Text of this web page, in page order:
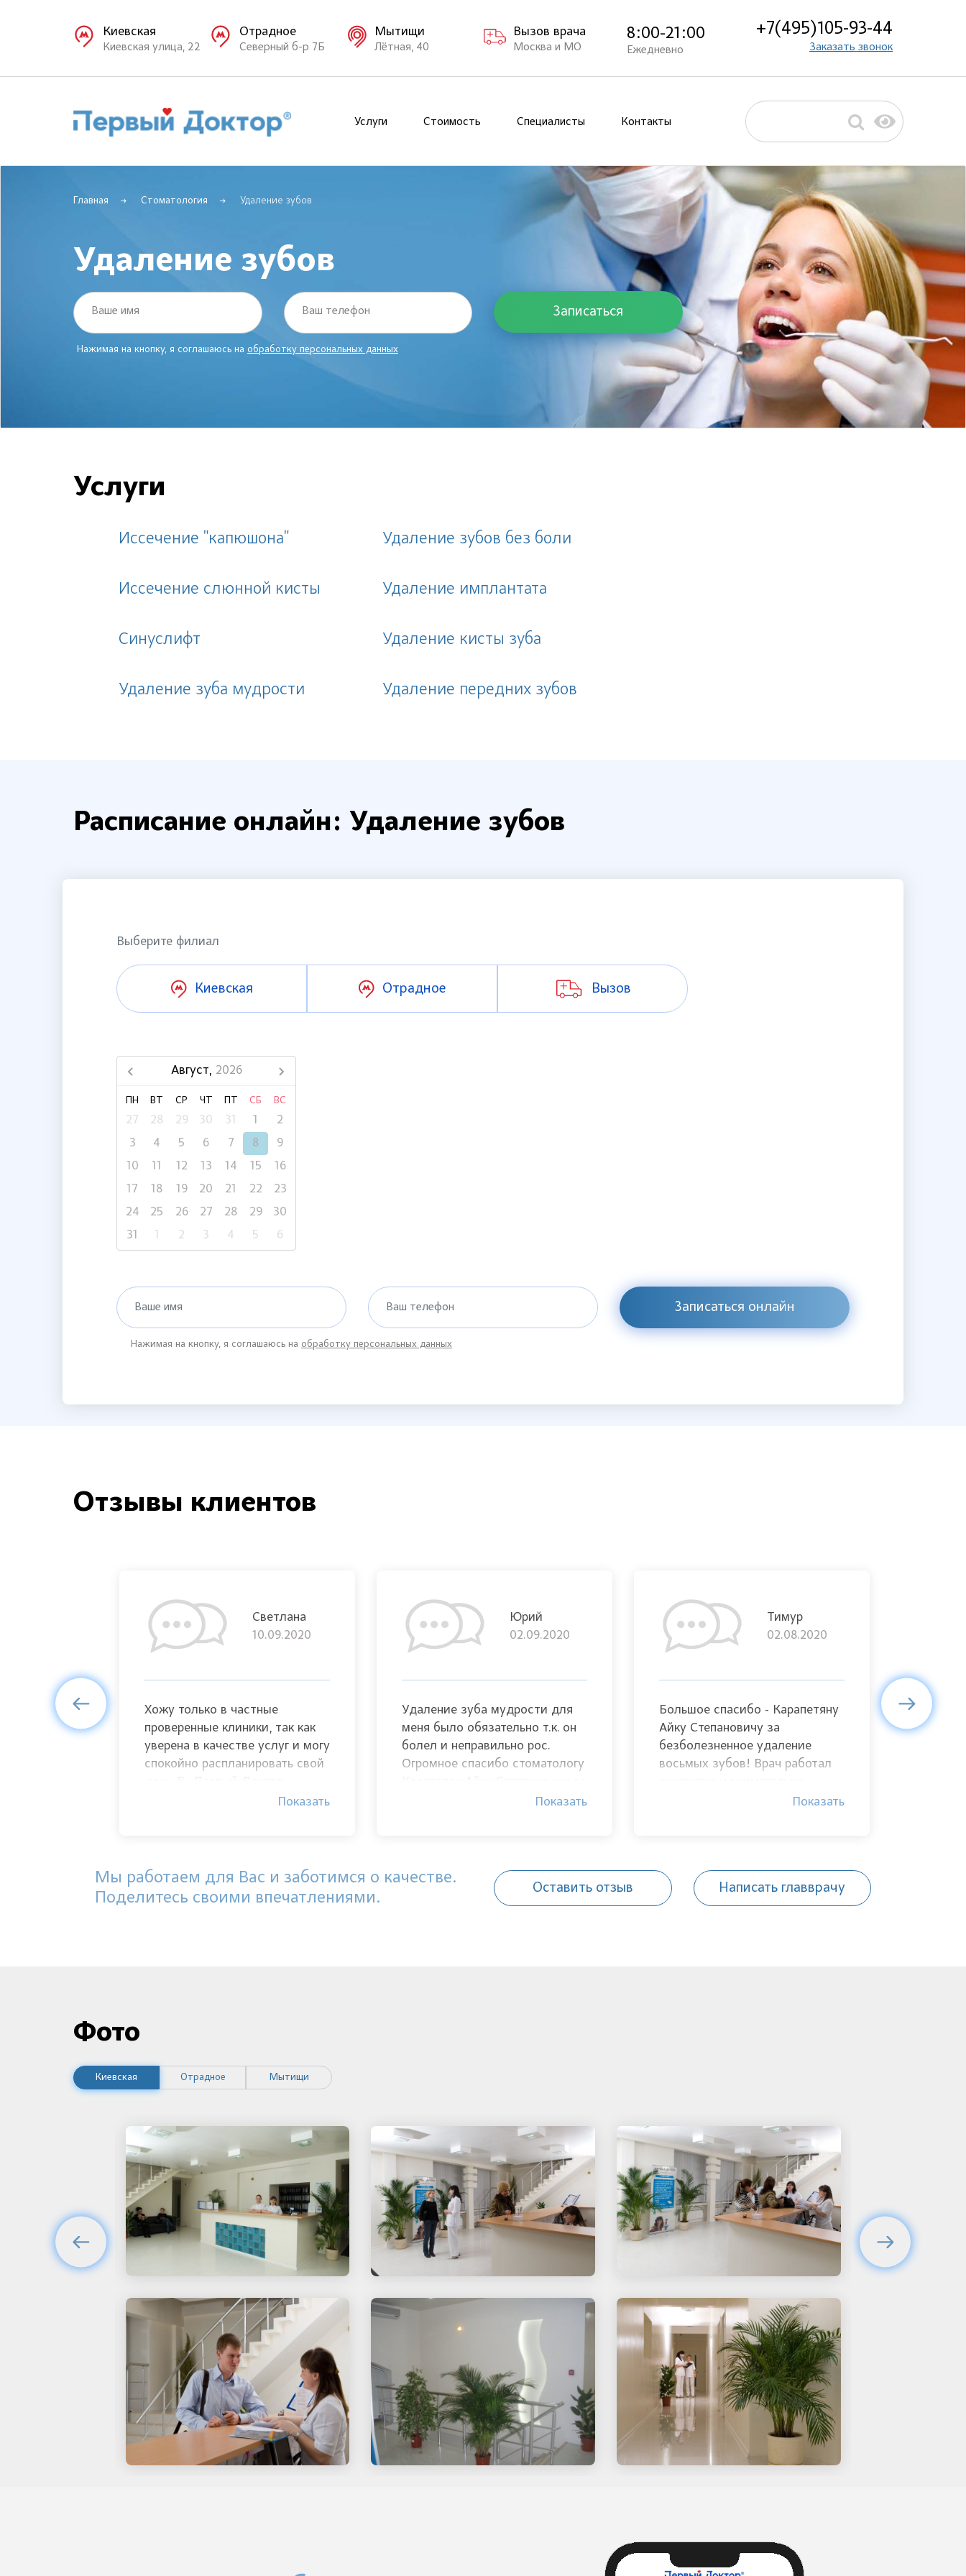
Киевская
Киевская улица, 22
Отрадное
Северный б-р 7Б
Мытищи
Лётная, 40
Вызов врача
Москва и МО
8:00-21:00
Ежедневно
+7(495)105-93-44
Заказать звонок
Услуги Стоимость Специалисты Контакты
Главная Стоматология Удаление зубов
Удаление зубов
Ваше имя Ваш телефон
Нажимая на кнопку, я соглашаюсь на обработку персональных данных
Услуги
Иссечение "капюшона"
Иссечение слюнной кисты
Синуслифт
Удаление зуба мудрости
Удаление зубов без боли
Удаление имплантата
Удаление кисты зуба
Удаление передних зубов
Расписание онлайн: Удаление зубов
Выберите филиал
Киевская Отрадное Вызов
Август, 2026
ПН ВТ СР ЧТ ПТ СБ ВС
27 28 29 30 31 1
2
3
4 5 6 7 8
9
10
11 12 13 14 15
16
17
18 19 20 21 22
23
24
25 26 27 28 29
30
31
1 2 3 4 5 6
Ваше имя Ваш телефон Записаться онлайн
Нажимая на кнопку, я соглашаюсь на обработку персональных данных
Отзывы клиентов
врачей,
Светлана
10.09.2020
Хожу только в частные
проверенные клиники, так как
уверена в качестве услуг и могу
спокойно распланировать свой
записалась на удаление зуба.
А.К.! Заживление проходит
Показать
Юрий
02.09.2020
Удаление зуба мудрости для
меня было обязательно т.к. он
болел и неправильно рос.
Огромное спасибо стоматологу
качественное обезболивание и
Показать
Тимур
02.08.2020
Большое спасибо - Карапетяну
Айку Степановичу за
безболезненное удаление
восьмых зубов! Врач работал
Период заживания прошелПоказать
Мы работаем для Вас и заботимся о качестве.
Поделитесь своими впечатлениями.
Оставить отзыв Написать главврачу
Фото
Киевская Отрадное Мытищи